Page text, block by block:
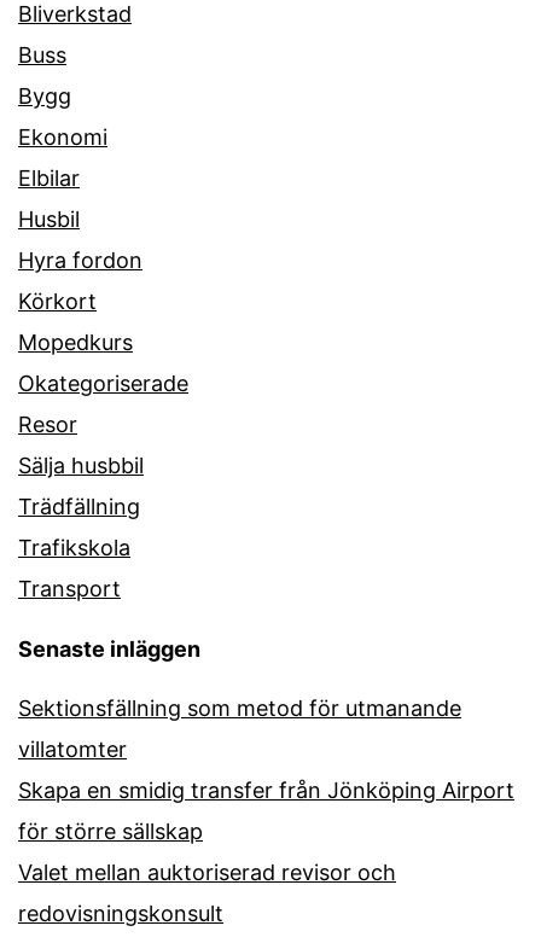
Bliverkstad
Buss
Bygg
Ekonomi
Elbilar
Husbil
Hyra fordon
Körkort
Mopedkurs
Okategoriserade
Resor
Sälja husbbil
Trädfällning
Trafikskola
Transport
Senaste inläggen
Sektionsfällning som metod för utmanande
villatomter
Skapa en smidig transfer från Jönköping Airport
för större sällskap
Valet mellan auktoriserad revisor och
redovisningskonsult